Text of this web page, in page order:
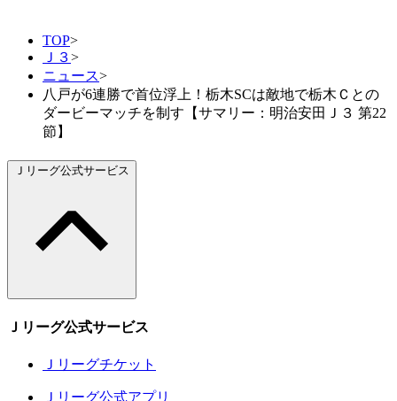
TOP>
Ｊ３>
ニュース>
八戸が6連勝で首位浮上！栃木SCは敵地で栃木Ｃとの
ダービーマッチを制す【サマリー：明治安田Ｊ３ 第22
節】
Ｊリーグ公式サービス
Ｊリーグ公式サービス
Ｊリーグチケット
Ｊリーグ公式アプリ